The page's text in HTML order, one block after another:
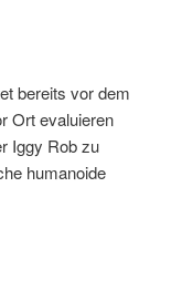
bereits vor dem
Ort evaluieren
Iggy Rob zu
humanoide